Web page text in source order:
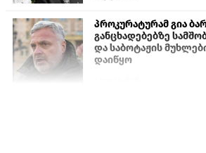
პროკურატურამ გია
განცხადებებზე
და საბოტაჟის
დაიწყო